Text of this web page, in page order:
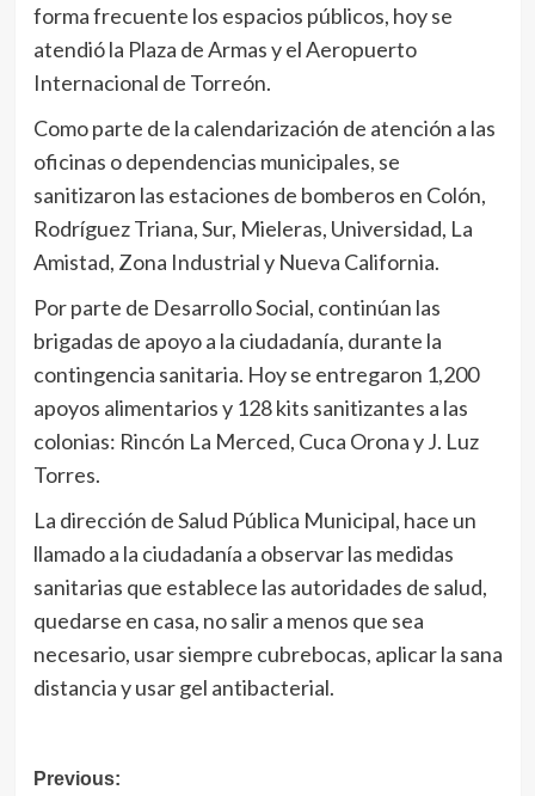
forma frecuente los espacios públicos, hoy se
atendió la Plaza de Armas y el Aeropuerto
Internacional de Torreón.
Como parte de la calendarización de atención a las
oficinas o dependencias municipales, se
sanitizaron las estaciones de bomberos en Colón,
Rodríguez Triana, Sur, Mieleras, Universidad, La
Amistad, Zona Industrial y Nueva California.
Por parte de Desarrollo Social, continúan las
brigadas de apoyo a la ciudadanía, durante la
contingencia sanitaria. Hoy se entregaron 1,200
apoyos alimentarios y 128 kits sanitizantes a las
colonias: Rincón La Merced, Cuca Orona y J. Luz
Torres.
La dirección de Salud Pública Municipal, hace un
llamado a la ciudadanía a observar las medidas
sanitarias que establece las autoridades de salud,
quedarse en casa, no salir a menos que sea
necesario, usar siempre cubrebocas, aplicar la sana
distancia y usar gel antibacterial.
Navegación
Previous: